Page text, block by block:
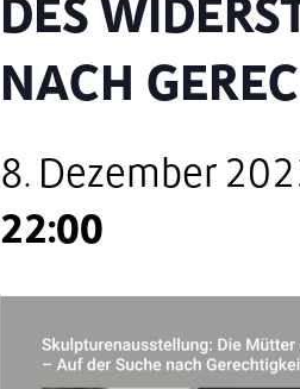
DES
NACH
8. Dezember
22:00